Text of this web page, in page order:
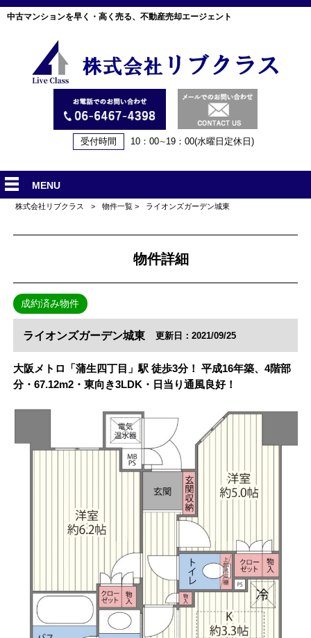
中古マンションを早く・高く売る、不動産売却エージェント
受付時間 10：00∼19：00(水曜日定休日)
MENU
株式会社リブクラス > 物件一覧 > ライオンズガーデン城東
物件詳細
成約済み物件
ライオンズガーデン城東 更新日：2021/09/25
大阪メトロ「蒲生四丁目」駅 徒歩3分！ 平成16年築、4階部
分・67.12m2・東向き3LDK・日当り通風良好！